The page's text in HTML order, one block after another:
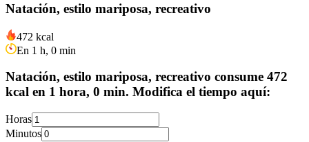
Natación, estilo mariposa, recreativo
472 kcal
En 1 h, 0 min
Natación, estilo mariposa, recreativo consume 472
kcal en 1 hora, 0 min. Modifica el tiempo aquí:
Horas
Minutos